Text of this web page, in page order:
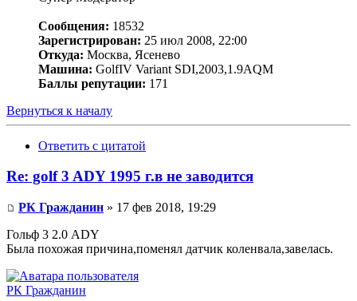
Сообщения: 18532
Зарегистрирован: 25 июл 2008, 22:00
Откуда: Москва, Ясенево
Машина: GolfIV Variant SDI,2003,1.9AQM
Баллы репутации: 171
Вернуться к началу
Ответить с цитатой
Re: golf 3 ADY 1995 г.в не заводится
РК Гражданин » 17 фев 2018, 19:29
Гольф 3 2.0 ADY
Была похожая причина,поменял датчик коленвала,завелась.
РК Гражданин